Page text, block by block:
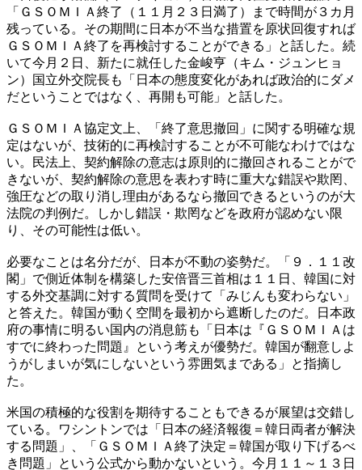
「ＧＳＯＭＩＡ終了（１１月２３日満了）まで時間が３カ月
残っている。その期間に日本が不当な措置を原状回復すれば
ＧＳＯＭＩＡ終了を再検討することができる」と話した。続
いて今月２日、新たに就任した金峻亨（キム・ジュンヒョ
ン）国立外交院長も「日本の態度変化があれば政治的にダメ
だということではなく、再開も可能」と話した。
ＧＳＯＭＩＡ協定文上、「終了意思撤回」に関する明確な規
定はないが、技術的に再検討することが不可能なわけではな
い。民法上、契約解除の意志は原則的に撤回されることがで
きないが、契約解除の意思を表わす時に重大な錯誤や欺罔、
強圧などの取り消し理由があるなら撤回できるというのが大
法院の判例だ。しかし錯誤・欺罔などを政府が認めない限
り、その可能性は低い。
必要なことは名分だが、日本が不動の姿勢だ。「９．１１改
閣」で側近体制を構築した安倍晋三首相は１１日、韓国に対
する外交基調に対する質問を受けて「みじんも変わらない」
と答えた。韓国が動く空間を最初から遮断したのだ。日本政
府の事情に明るい国内の消息筋も「日本は『ＧＳＯＭＩＡは
すでに終わった問題』という考えが優勢だ。韓国が翻意しよ
うがしまいが気にしないという雰囲気まである」と指摘し
た。
米国の積極的な役割を期待することもできるが展望は交錯し
ている。ワシントンでは「日本の経済報復＝韓日両者が解決
する問題」、「ＧＳＯＭＩＡ終了決定＝韓国が取り下げるべ
き問題」という公式から動かないという。今月１１～１３日